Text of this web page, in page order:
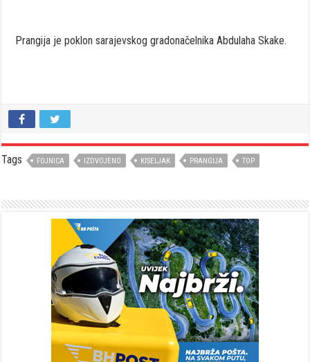
Prangija je poklon sarajevskog gradonačelnika Abdulaha Skake.
Tags FOJNICA IZDVOJENO KISELJAK PRANGIJA TOP